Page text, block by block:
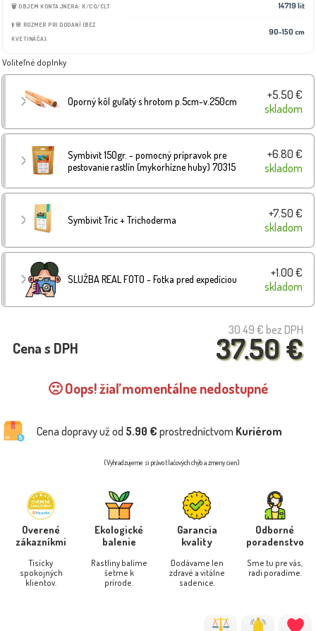
🗑️ OBJEM KONTAJNERA: K/CO/CLT 14719 lit
⬆️🌸 ROZMER PRI DODANÍ (BEZ
KVETINÁČA):
90-150 cm
Voliteľné doplnky
Oporný kôl guľatý s hrotom p.5cm-v.250cm
+5.50 €
skladom
Symbivit 150gr. - pomocný prípravok pre
pestovanie rastlín (mykorhízne huby) 70315
+6.80 €
skladom
Symbivit Tric + Trichoderma
+7.50 €
skladom
SLUŽBA REAL FOTO - Fotka pred expedíciou
+1.00 €
skladom
30.49 € bez DPH
37.50 €
Cena s DPH
🙁 Oops! žiaľ momentálne nedostupné
Cena dopravy už od 5.90 € prostredníctvom Kuriérom
(Vyhradzujeme si právo tlačových chýb a zmeny cien)
Overené
zákazníkmi
Tisícky
spokojných
klientov.
Ekologické
balenie
Rastliny balíme
šetrne k
prírode.
Garancia
kvality
Dodávame len
zdravé a vitálne
sadenice.
Odborné
poradenstvo
Sme tu pre vás,
radi poradíme.